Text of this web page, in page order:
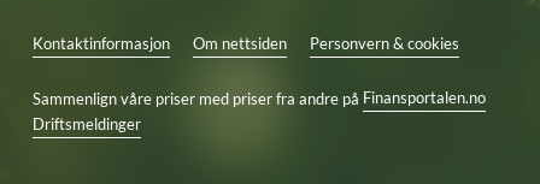
Kontaktinformasjon Om nettsiden Personvern & cookies
Sammenlign våre priser med priser fra andre på Finansportalen.no
Driftsmeldinger